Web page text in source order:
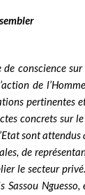
conscience sur
de
pertinentes
concrets sur
sont attendus
de
le secteur
Nguesso,